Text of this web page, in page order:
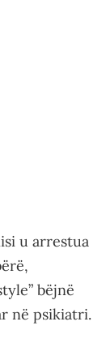
u arrestua
bëjnë
në psikiatri.